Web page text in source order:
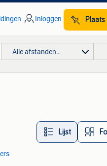
Inloggen Plaats
Alle afstanden…
Lijst